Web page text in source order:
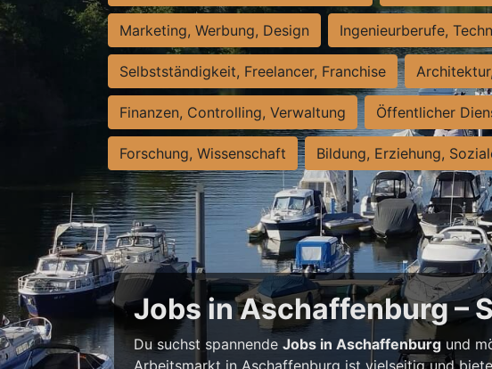
Marketing, Werbung, Design Ingenieurberufe,
Selbstständigkeit, Freelancer, Franchise
Finanzen, Controlling, Verwaltung Öffentlicher
Forschung, Wissenschaft Bildung, Erziehung,
Jobs in Aschaffenburg –
Du suchst spannendeJobs in Aschaffenburg und